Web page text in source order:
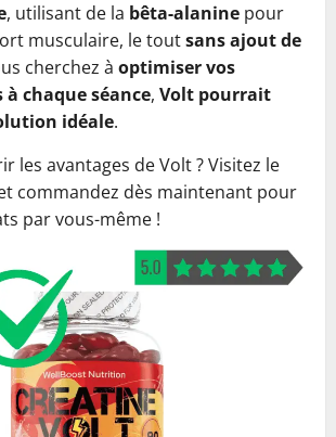
, utilisant de la bêta-alanine pour
musculaire, le toutsans ajout de
cherchez à optimiser vos
chaque séance, Volt pourrait
idéale.
les avantages de Volt ? Visitez le
commandez dès maintenant pour
par vous-même !